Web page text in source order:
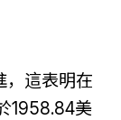
，這表明在
1958.84美